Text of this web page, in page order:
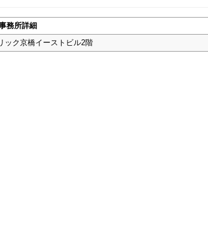
務所詳細
ク京橋イーストビル2階